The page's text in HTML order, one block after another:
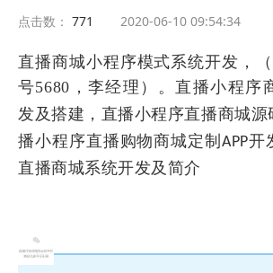
点击数： 771 2020-06-10 09:54:34
直播商城小程序模式系统开发，
号5680，李经理）。 直播小程序
发及搭建，直播小程序直播商城源
播小程序直播购物商城定制APP开
直播商城系统开发及简介